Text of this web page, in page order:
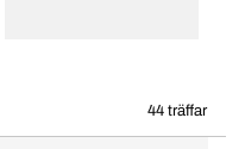
44 träffar